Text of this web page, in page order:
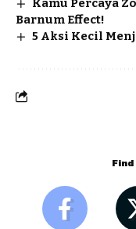
Kamu Percaya
Barnum Effect!
5 Aksi Kecil
Find